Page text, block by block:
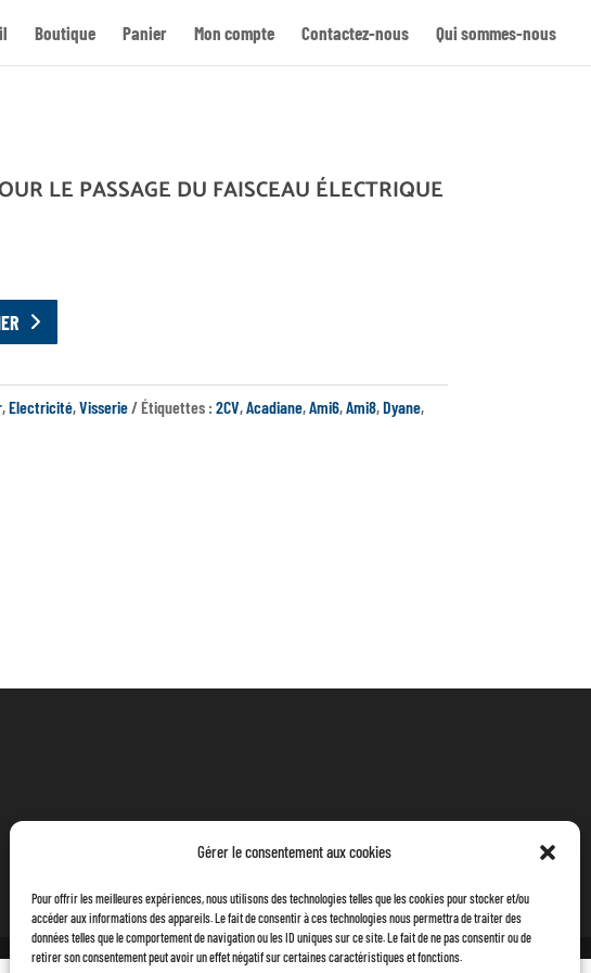
Gérer le consentement aux cookies
Pour offrir les meilleures expériences, nous utilisons des technologies telles que les cookies pour stocker et/ou
accéder aux informations des appareils. Le fait de consentir à ces technologies nous permettra de traiter des
données telles que le comportement de navigation ou les ID uniques sur ce site. Le fait de ne pas consentir ou de
retirer son consentement peut avoir un effet négatif sur certaines caractéristiques et fonctions.
Boutique Panier Mon compte Contactez-nous Qui sommes-nous
LE PASSAGE DU FAISCEAU ÉLECTRIQUE
,Electricité,Visserie Étiquettes : 2CV,Acadiane,Ami6,Ami8,Dyane,